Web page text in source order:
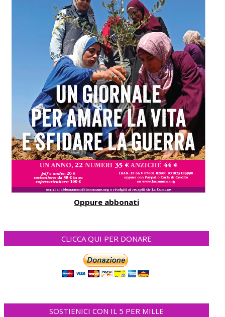
Oppure abbonati
CLICCA QUI PER DONARE
SOSTIENICI CON IL 5 PER MILLE